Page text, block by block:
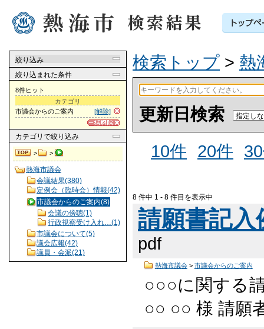
絞り込み
絞り込まれた条件
8件ヒット
カテゴリ
[解除]
市議会からのご案内
カテゴリ で絞り込み
> >
熱海市議会
会議結果(380)
定例会（臨時会）情報(42)
市議会からのご案内(8)
会議の傍聴(1)
行政視察受け入れ…(1)
市議会について(5)
議会広報(42)
議員・会派(21)
検索トップ > 熱
更新日検索
10件
20件
8 件中 1 - 8 件目を表示中
請願書記
pdf
熱海市議会> 市議会からのご案内
○○○に関する
○○ ○○ 様 請願